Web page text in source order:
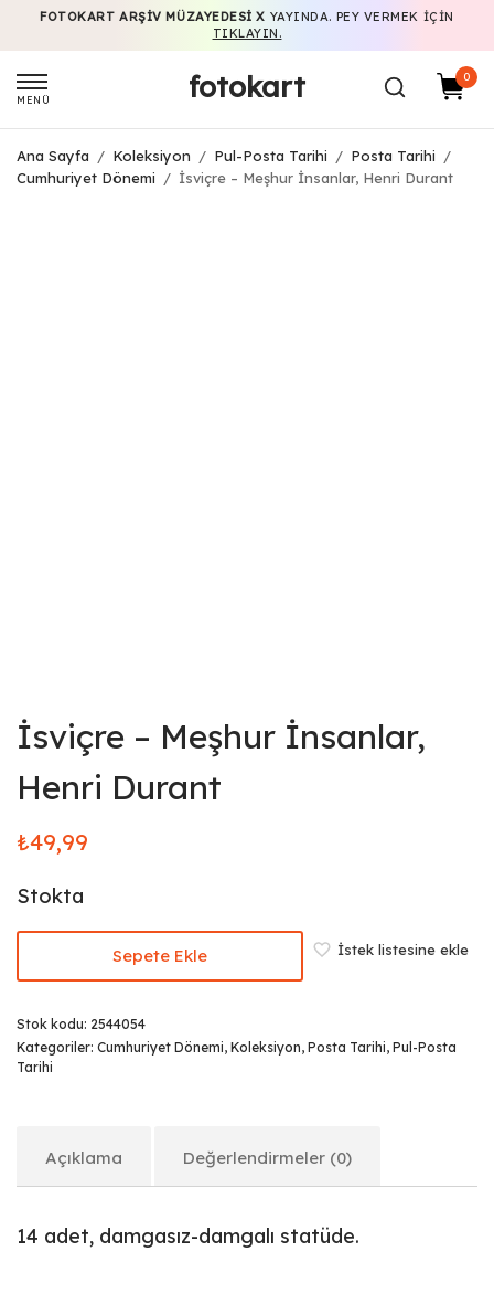
FOTOKART ARŞIV MÜZAYEDESI X YAYINDA. PEY VERMEK IÇIN
TIKLAYIN.
MENÜ fotokart 0
Ana Sayfa / Koleksiyon / Pul-Posta Tarihi / Posta Tarihi
/
Cumhuriyet Dönemi
/ İsviçre – Meşhur İnsanlar, Henri Durant
İsviçre – Meşhur İnsanlar,
Henri Durant
₺49,99
Stokta
Sepete Ekle İstek listesine ekle
Stok kodu: 2544054
Kategoriler: Cumhuriyet Dönemi, Koleksiyon, Posta Tarihi, Pul-Posta
Tarihi
Açıklama Değerlendirmeler (0)
14 adet, damgasız-damgalı statüde.